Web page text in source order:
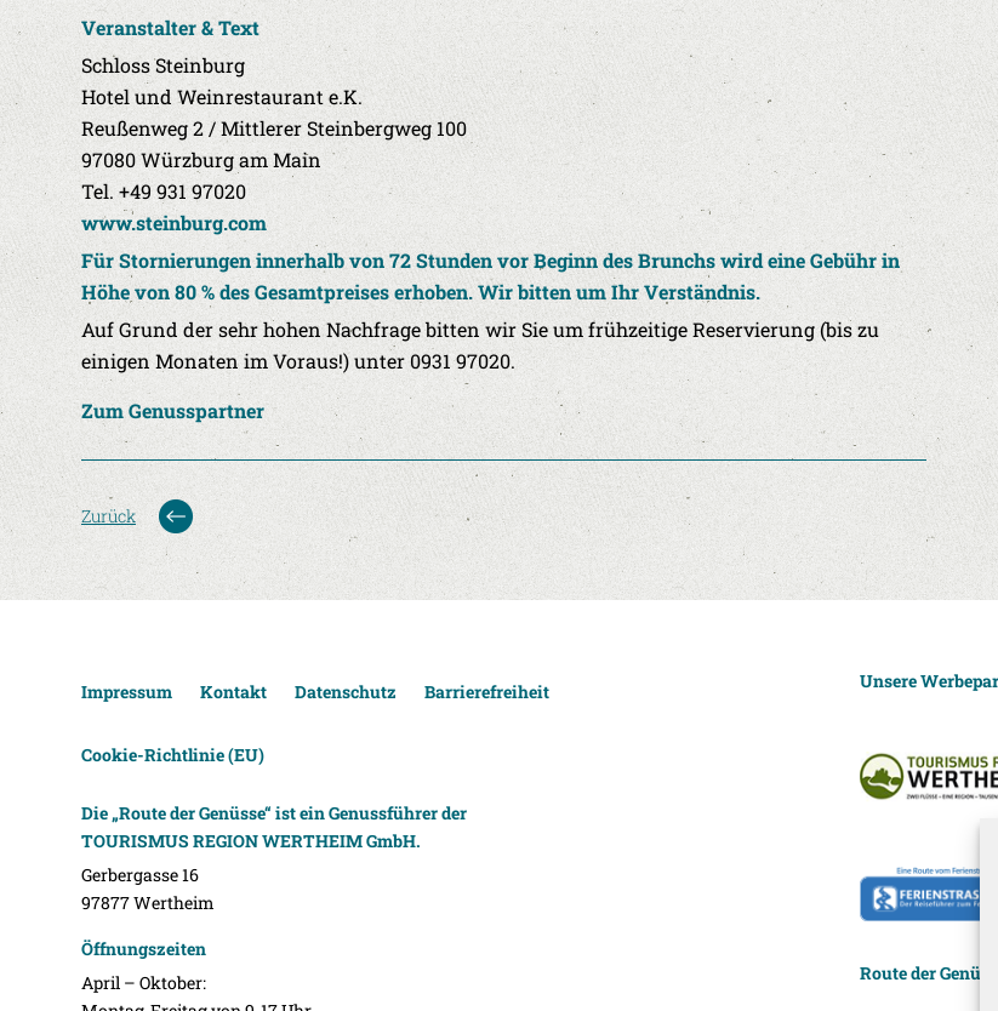
Veranstalter & Text
Schloss Steinburg
Hotel und Weinrestaurant e.K.
Reußenweg 2 / Mittlerer Steinbergweg 100
97080 Würzburg am Main
Tel. +49 931 97020
www.steinburg.com
Für Stornierungen innerhalb von 72 Stunden vor Beginn des Brunchs wird eine Gebühr in
Höhe von 80 % des Gesamtpreises erhoben. Wir bitten um Ihr Verständnis.
Auf Grund der sehr hohen Nachfrage bitten wir Sie um frühzeitige Reservierung (bis zu
einigen Monaten im Voraus!) unter 0931 97020.
Zum Genusspartner
Zurück
Impressum Kontakt Datenschutz Barrierefreiheit
Cookie-Richtlinie (EU)
Die „Route der Genüsse“ ist ein Genussführer der
TOURISMUS REGION WERTHEIM GmbH.
Gerbergasse 16
97877 Wertheim
Öffnungszeiten
April – Oktober:
Unsere
Route der